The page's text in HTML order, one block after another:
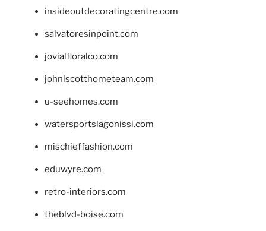
insideoutdecoratingcentre.com
salvatoresinpoint.com
jovialfloralco.com
johnlscotthometeam.com
u-seehomes.com
watersportslagonissi.com
mischieffashion.com
eduwyre.com
retro-interiors.com
theblvd-boise.com